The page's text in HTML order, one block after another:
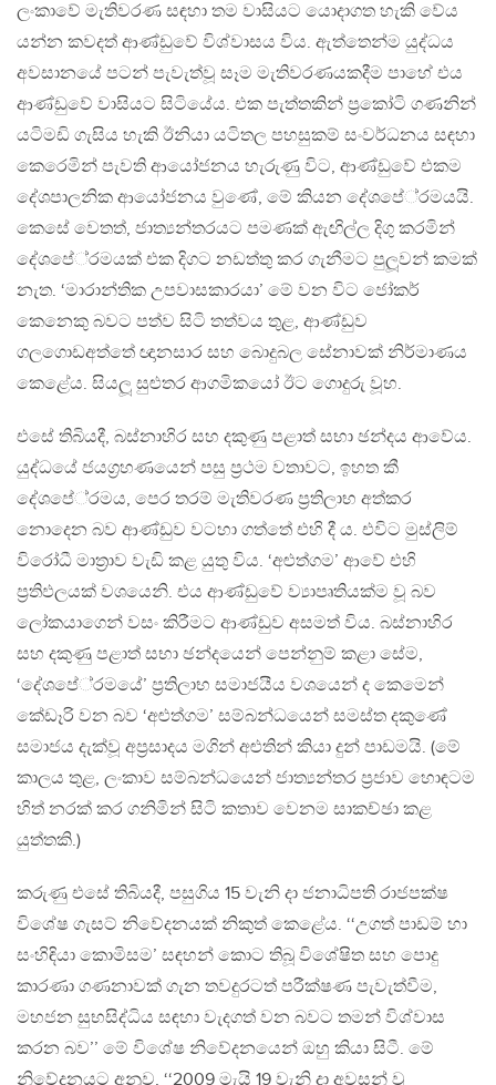
ලංකාවේ මැතිවරණ සඳහා තම වාසියට යොදාගත හැකි වේය
යන්න කවදත් ආණ්ඩුවේ විශ්වාසය විය. ඇත්තෙන්ම යුද්ධය
අවසානයේ පටන් පැවැත්වූ සෑම මැතිවරණයකදීම පාහේ එය
ආණ්ඩුවේ වාසියට සිටියේය. එක පැත්තකින් ප‍්‍රකෝටි ගණනින්
යටිමඩි ගැසිය හැකි ඊනියා යටිතල පහසුකම් සංවර්ධනය සඳහා
කෙරෙමින් පැවති ආයෝජනය හැරුණු විට, ආණ්ඩුවේ එකම
දේශපාලනික ආයෝජනය වුණේ, මේ කියන දේශපේ‍්‍රමයයි.
කෙසේ වෙතත්, ජාත්‍යන්තරයට පමණක් ඇඟිල්ල දිගු කරමින්
දේශපේ‍්‍රමයක් එක දිගට නඩත්තු කර ගැනීමට පුලූවන් කමක්
නැත. ‘මාරාන්තික උපවාසකාරයා’ මේ වන විට ජෝකර්
කෙනෙකු බවට පත්ව සිටි තත්වය තුළ, ආණ්ඩුව
ගලගොඩඅත්තේ ඥානසාර සහ බොදුබල සේනාවක් නිර්මාණය
කෙළේය. සියලූ සුළුතර ආගමිකයෝ ඊට ගොදුරු වූහ.
එසේ තිබියදී, බස්නාහිර සහ දකුණු පළාත් සභා ඡන්දය ආවේය.
යුද්ධයේ ජයග‍්‍රහණයෙන් පසු ප‍්‍රථම වතාවට, ඉහත කී
දේශපේ‍්‍රමය, පෙර තරම් මැතිවරණ ප‍්‍රතිලාභ අත්කර
නොදෙන බව ආණ්ඩුව වටහා ගත්තේ එහි දී ය. එවිට මුස්ලිම්
විරෝධී මාත‍්‍රාව වැඩි කළ යුතු විය. ‘අළුත්ගම’ ආවේ එහි
ප‍්‍රතිඵලයක් වශයෙනි. එය ආණ්ඩුවේ ව්‍යාපෘතියක්ම වූ බව
ලෝකයාගෙන් වසං කිරීමට ආණ්ඩුව අසමත් විය. බස්නාහිර
සහ දකුණු පළාත් සභා ඡන්දයෙන් පෙන්නුම් කළා සේම,
‘දේශපේ‍්‍රමයේ’ ප‍්‍රතිලාභ සමාජයීය වශයෙන් ද කෙමෙන්
කේඩෑරි වන බව ‘අළුත්ගම’ සම්බන්ධයෙන් සමස්ත දකුණේ
සමාජය දැක්වූ අප‍්‍රසාදය මගින් අළුතින් කියා දුන් පාඩමයි. (මේ
කාලය තුළ, ලංකාව සම්බන්ධයෙන් ජාත්‍යන්තර ප‍්‍රජාව හොඳටම
හිත් නරක් කර ගනිමින් සිටි කතාව වෙනම සාකච්ඡා කළ
යුත්තකි.)
කරුණු එසේ තිබියදී, පසුගිය 15 වැනි දා ජනාධිපති රාජපක්ෂ
විශේෂ ගැසට් නිවේදනයක් නිකුත් කෙළේය. ‘‘උගත් පාඩම් හා
සංහිඳියා කොමිසම’ සඳහන් කොට තිබූ විශේෂිත සහ පොදු
කාරණා ගණනාවක් ගැන තවදුරටත් පරීක්ෂණ පැවැත්වීම,
මහජන සුභසිද්ධිය සඳහා වැදගත් වන බවට තමන් විශ්වාස
කරන බව’’ මේ විශේෂ නිවේදනයෙන් ඔහු කියා සිටී. මේ
නිවේදනයට අනුව, ‘‘2009 මැයි 19 වැනි දා අවසන් වූ